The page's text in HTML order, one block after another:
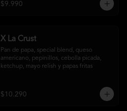
$9.990
X La Crust
Pan de papa, special blend, queso
americano, pepinillos, cebolla picada,
ketchup, mayo relish y papas fritas
$10.290